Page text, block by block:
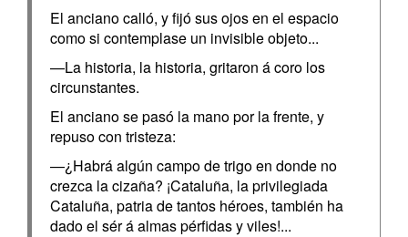
El anciano calló, y fijó sus ojos en el espacio
como si contemplase un invisible objeto...
—La historia, la historia, gritaron á coro los
circunstantes.
El anciano se pasó la mano por la frente, y
repuso con tristeza:
—¿Habrá algún campo de trigo en donde no
crezca la cizaña? ¡Cataluña, la privilegiada
Cataluña, patria de tantos héroes, también ha
dado el sér á almas pérfidas y viles!...